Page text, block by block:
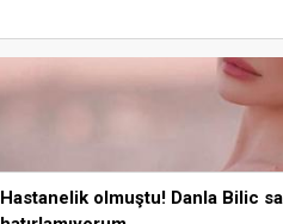
Hastanelik olmuştu! Danla Bilic